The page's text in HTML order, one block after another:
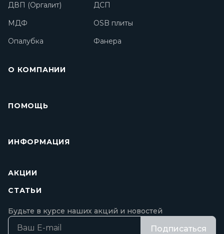
ДВП (Оргалит)
ДСП
МДФ
OSB плиты
Опалубка
Фанера
О КОМПАНИИ
ПОМОЩЬ
ИНФОРМАЦИЯ
АКЦИИ
СТАТЬИ
Будьте в курсе наших акций и новостей
Подписаться